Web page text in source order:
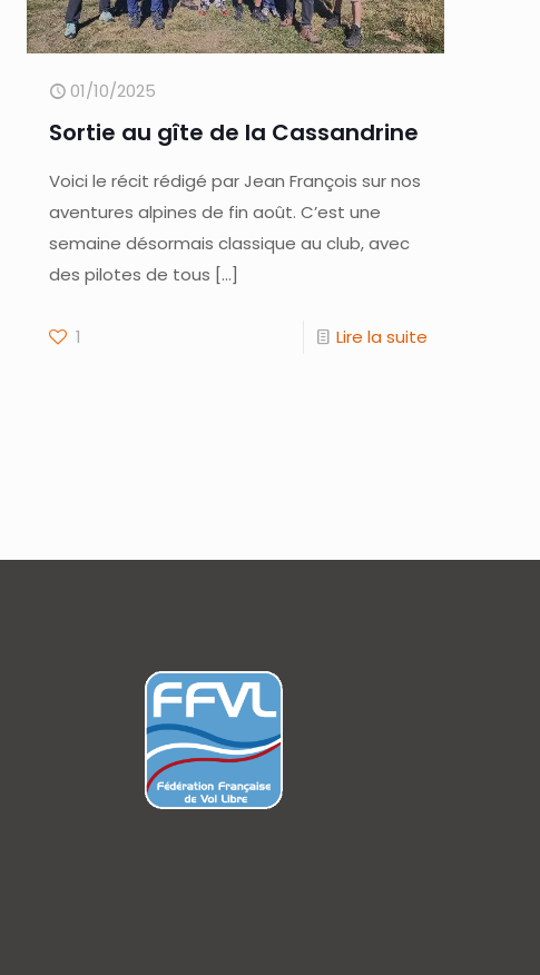
01/10/2025
Sortie au gîte de la Cassandrine
Voici le récit rédigé par Jean François sur nos
aventures alpines de fin août. C’est une
semaine désormais classique au club, avec
des pilotes de tous […]
1 Lire la suite